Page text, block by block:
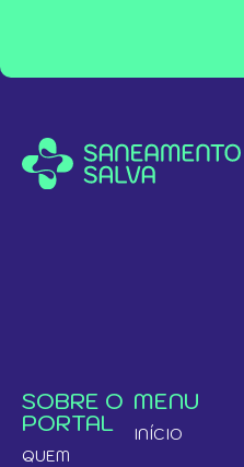
SOBRE O
PORTAL
QUEM
MENU
INÍCIO